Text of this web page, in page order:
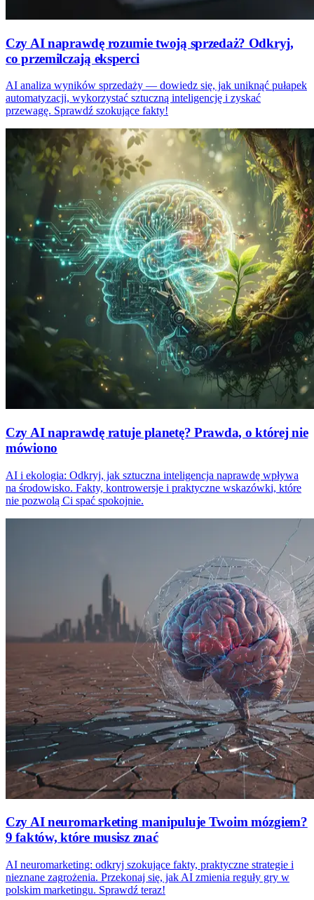
Czy AI naprawdę rozumie twoją sprzedaż? Odkryj,
co przemilczają eksperci
AI analiza wyników sprzedaży — dowiedz się, jak uniknąć pułapek
automatyzacji, wykorzystać sztuczną inteligencję i zyskać
przewagę. Sprawdź szokujące fakty!
Czy AI naprawdę ratuje planetę? Prawda, o której nie
mówiono
AI i ekologia: Odkryj, jak sztuczna inteligencja naprawdę wpływa
na środowisko. Fakty, kontrowersje i praktyczne wskazówki, które
nie pozwolą Ci spać spokojnie.
Czy AI neuromarketing manipuluje Twoim mózgiem?
9 faktów, które musisz znać
AI neuromarketing: odkryj szokujące fakty, praktyczne strategie i
nieznane zagrożenia. Przekonaj się, jak AI zmienia reguły gry w
polskim marketingu. Sprawdź teraz!